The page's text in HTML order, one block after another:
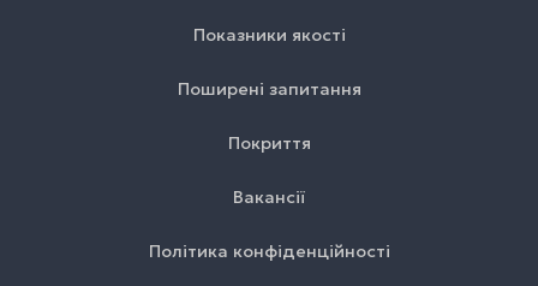
Показники якості
Поширені запитання
Покриття
Вакансії
Політика конфіденційності